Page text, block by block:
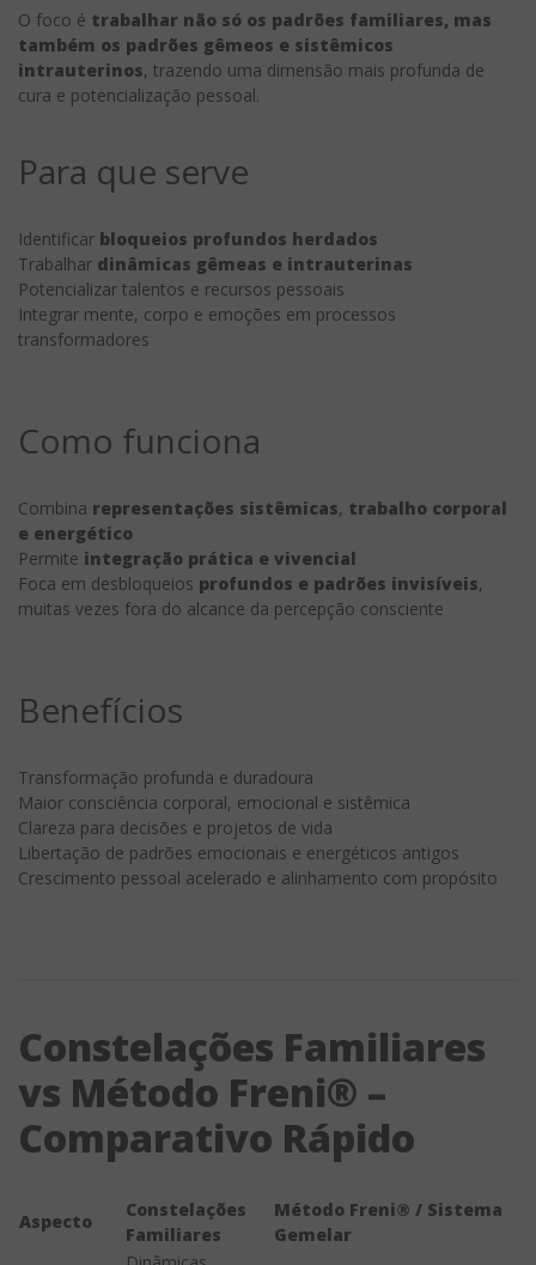
O foco é trabalhar não só os padrões familiares, mas
também os padrões gêmeos e sistêmicos
intrauterinos, trazendo uma dimensão mais profunda de
cura e potencialização pessoal.
Para que serve
Identificar bloqueios profundos herdados
Trabalhar dinâmicas gêmeas e intrauterinas
Potencializar talentos e recursos pessoais
Integrar mente, corpo e emoções em processos
transformadores
Como funciona
Combina representações sistêmicas, trabalho corporal
e energético
Permite integração prática e vivencial
Foca em desbloqueios profundos e padrões invisíveis,
muitas vezes fora do alcance da percepção consciente
Benefícios
Transformação profunda e duradoura
Maior consciência corporal, emocional e sistêmica
Clareza para decisões e projetos de vida
Libertação de padrões emocionais e energéticos antigos
Crescimento pessoal acelerado e alinhamento com propósito
Constelações Familiares
vs Método Freni® –
Comparativo Rápido
Aspecto
Constelações
Familiares
Método Freni® / Sistema
Gemelar